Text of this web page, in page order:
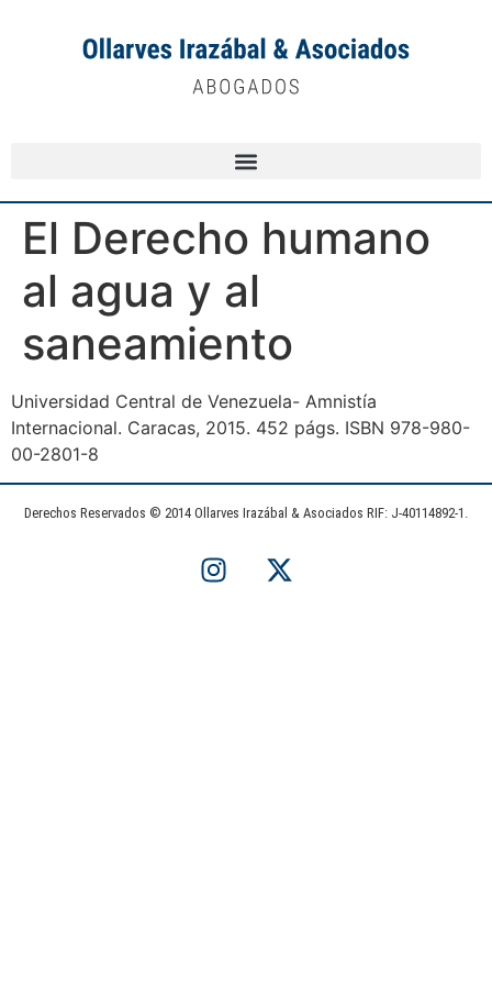
El Derecho humano
al agua y al
saneamiento
Universidad Central de Venezuela- Amnistía
Internacional. Caracas, 2015. 452 págs. ISBN 978-980-
00-2801-8
Derechos Reservados © 2014 Ollarves Irazábal & Asociados RIF: J-40114892-1.